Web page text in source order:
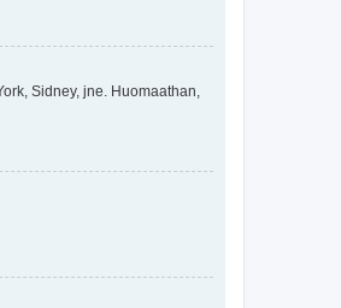
Sidney, jne. Huomaathan,